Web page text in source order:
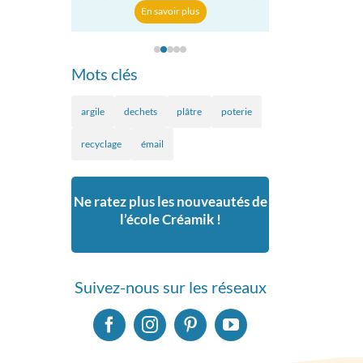
En savoir plus
Mots clés
argile dechets plâtre poterie
recyclage émail
Ne ratez plus les nouveautés de
l’école Créamik !
Suivez-nous sur les réseaux